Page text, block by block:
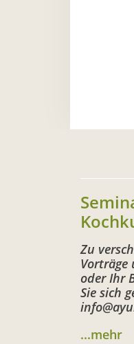
Zu
Vorträge
oder Ihr
Sie sich
...mehr